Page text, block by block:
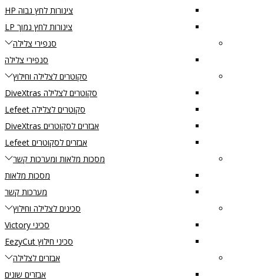
צינורות לחץ גבוה HP
צינורות לחץ נמוך LP
סנפירי צלילה
סנפירי צלילה
סקוטרים לצלילה וחילוץ
סקוטרים לצלילה DiveXtras
סקוטרים לצלילה Lefeet
אבזרים לסקוטרים DiveXtras
אבזרים לסקוטרים Lefeet
מסכות מלאות ומערכות קשר
מסכות מלאות
מערכות קשר
סכינים לצלילה וחילוץ
סכיני Victory
סכיני חילוץ EezyCut
אבזרים לצלילה
אבזרים שונים